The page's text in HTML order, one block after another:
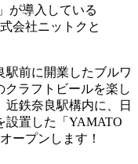
が導入している
会社ニットクと
駅前に開業したブルワ
クラフトビールを楽し
近鉄奈良駅構内に、日
設置した「YAMATO
オープンします！